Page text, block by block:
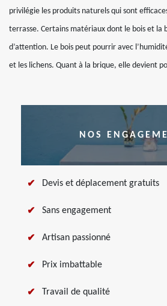
privilégie les produits naturels qui sont
terrasse. Certains matériaux dont le bois et la
d’attention. Le bois peut pourrir avec
et les lichens. Quant à la brique, elle devient
NOS
Devis et déplacement gratuits
Sans engagement
Artisan passionné
Prix imbattable
Travail de qualité